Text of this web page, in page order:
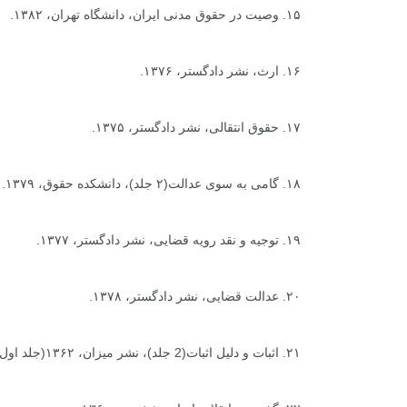
۱۵. وصیت در حقوق مدنی ایران، دانشگاه تهران، ۱۳۸۲.
۱۶. ارث، نشر دادگستر، ۱۳۷۶.
۱۷. حقوق انتقالی، نشر دادگستر، ۱۳۷۵.
۱۸. گامی به سوی عدالت(۲ جلد)، دانشکده حقوق، ۱۳۷۹.
۱۹. توجیه و نقد رویه قضایی، نشر دادگستر، ۱۳۷۷.
۲۰. عدالت قضایی، نشر دادگستر، ۱۳۷۸.
۲۱. اثبات و دلیل اثبات(2 جلد)، نشر میزان، ۱۳۶۲(جلد اول)، ۱۳۸۳(جلد دوم).